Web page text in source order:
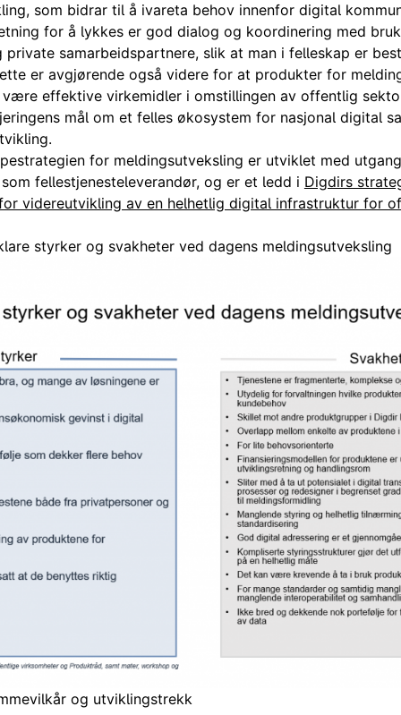
som bidrar til å ivareta behov innenfor digital
for å lykkes er god dialog og koordinering med
samarbeidspartnere, slik at man i felleskap er
er avgjørende også videre for at produkter for
effektive virkemidler i omstillingen av offentlig
mål om et felles økosystem for nasjonal digital
for meldingsutveksling er utviklet med
fellestjenesteleverandør, og er et ledd i Digdirs
videreutvikling av en helhetlig digital infrastruktur for
styrker og svakheter ved dagens meldingsutveksling
og utviklingstrekk